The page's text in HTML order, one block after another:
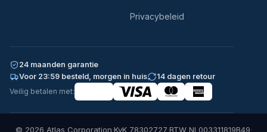
Privacybeleid
24 maanden garantie
Voor 23:59 besteld, morgen in huis
14 dagen retour
Veilig betalen met:
© 2026 Atlas Corporation·KvK 78302727·BTW NL003311819B49·